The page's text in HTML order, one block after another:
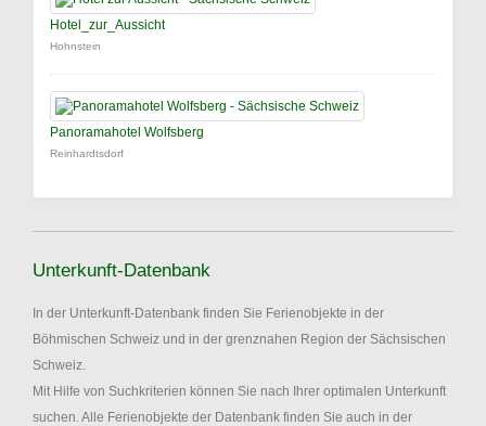
Hotel_zur_Aussicht
Hohnstein
Panoramahotel Wolfsberg
Reinhardtsdorf
Unterkunft-Datenbank
In der Unterkunft-Datenbank finden Sie Ferienobjekte in der
Böhmischen Schweiz und in der grenznahen Region der Sächsischen
Schweiz.
Mit Hilfe von Suchkriterien können Sie nach Ihrer optimalen Unterkunft
suchen. Alle Ferienobjekte der Datenbank finden Sie auch in der